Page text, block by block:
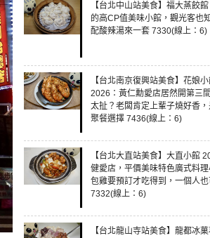
【台北中山站美食】福大蒸餃
的高CP值美味小館，觀光客也
配酸辣湯來一套 7330(線上：6)
【台北南京復興站美食】花娘
2026：黃仁勳愛店居然開第三
太扯？老闆肯定上輩子燒好香
聚餐選擇 7436(線上：6)
【台北大直站美食】大直小館
健愛店，平價美味特色廣式料
包雞要預訂才吃得到，一個人
7332(線上：6)
【台北龍山寺站美食】龍都冰